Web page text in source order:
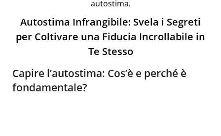
Autostima Infrangibile: Svela i Segreti
per Coltivare una Fiducia Incrollabile in
Te Stesso
Capire l’autostima: Cos’è e perché è
fondamentale?